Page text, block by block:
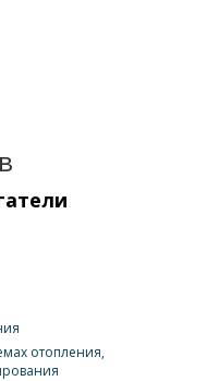
отопления,